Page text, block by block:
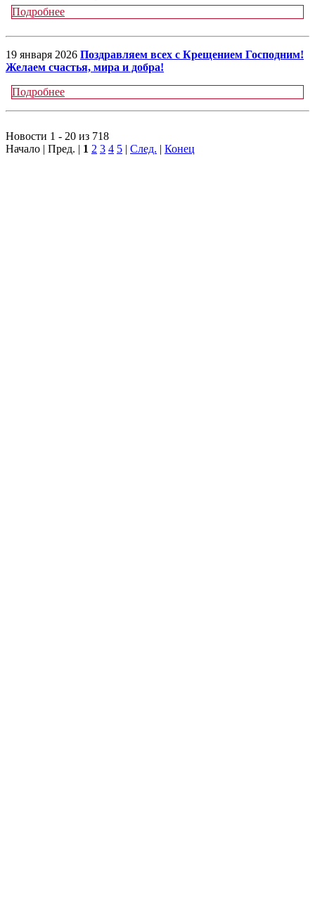
Подробнее
19 января 2026 Поздравляем всех с Крещением Господним!
Желаем счастья, мира и добра!
Подробнее
Новости 1 - 20 из 718
Начало | Пред. | 1 2 3 4 5 | След. | Конец